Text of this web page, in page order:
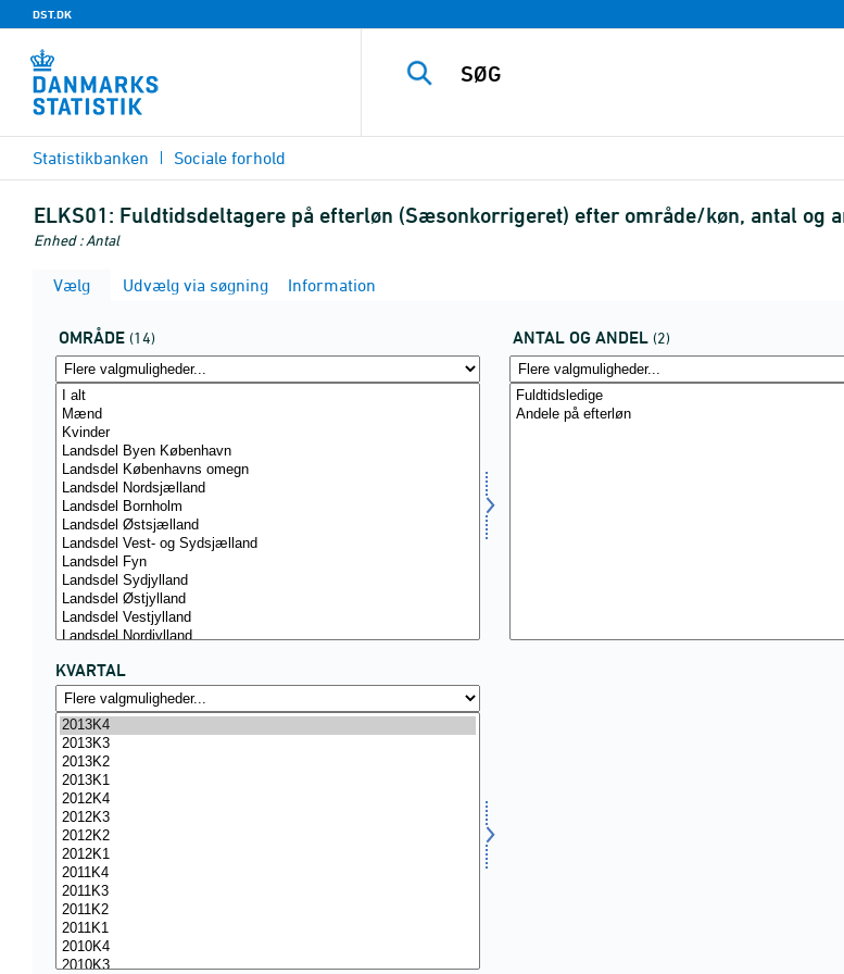
DST.DK
Statistikbanken Sociale forhold
ELKS01: Fuldtidsdeltagere på efterløn (Sæsonkorrigeret) efter område/køn, antal og
Enhed : Antal
Vælg Udvælg via søgning Information
OMRÅDE (14) ANTAL OG ANDEL (2)
KVARTAL